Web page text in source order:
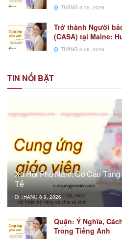
THÁNG 3 15, 2026
Trở thành Người
(CASA) tại Maine:
THÁNG 3 28, 2026
TIN NỔI BẬT
Xã Hội Phù Nam: Cơ Cấu
Tế
THÁNG 8 9, 2026
Quận: Ý Nghĩa,
Trong Tiếng Anh